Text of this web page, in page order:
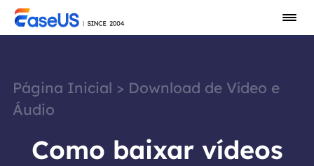
Página Inicial > Download de Vídeo e
Áudio
Como baixar vídeos